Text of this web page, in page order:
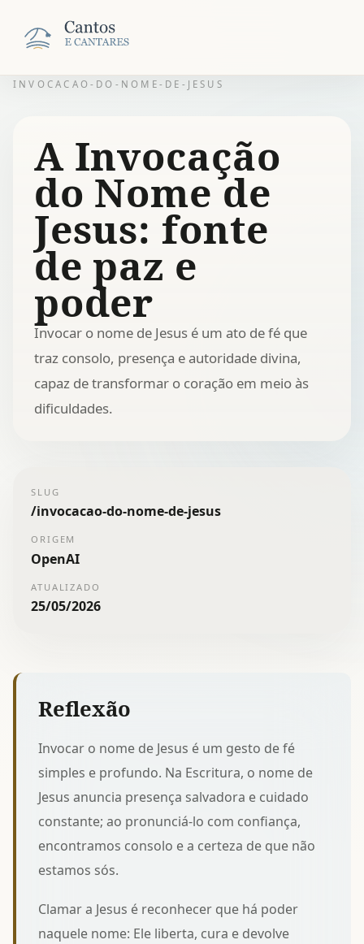
INVOCACAO-DO-NOME-DE-JESUS
A Invocação
do Nome de
Jesus: fonte
de paz e
poder
Invocar o nome de Jesus é um ato de fé que
traz consolo, presença e autoridade divina,
capaz de transformar o coração em meio às
dificuldades.
SLUG
/invocacao-do-nome-de-jesus
ORIGEM
OpenAI
ATUALIZADO
25/05/2026
Reflexão
Invocar o nome de Jesus é um gesto de fé
simples e profundo. Na Escritura, o nome de
Jesus anuncia presença salvadora e cuidado
constante; ao pronunciá‑lo com confiança,
encontramos consolo e a certeza de que não
estamos sós.
Clamar a Jesus é reconhecer que há poder
naquele nome: Ele liberta, cura e devolve